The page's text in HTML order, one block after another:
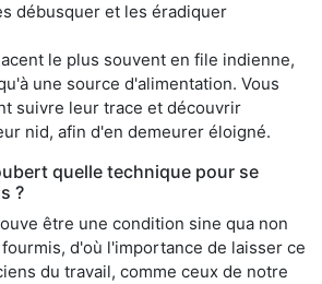
débusquer et les éradiquer
le plus souvent en file indienne,
une source d'alimentation. Vous
suivre leur trace et découvrir
nid, afin d'en demeurer éloigné.
quelle technique pour se
?
être une condition sine qua non
d'où l'importance de laisser ce
du travail, comme ceux de notre